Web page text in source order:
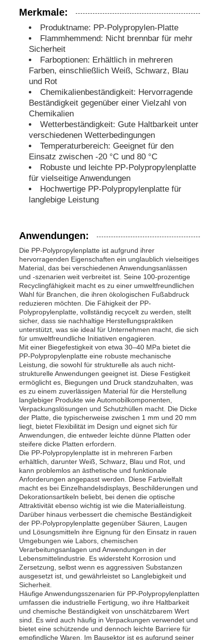
PP-Rohre
Rohrverbindungen aus Polypropylen
Merkmale:
Produktname: PP-Polypropylen-Platte
Flammhemmend: Nicht brennbar für mehr
Sicherheit
Farboptionen: Erhältlich in mehreren
Farben, einschließlich Weiß, Schwarz, Blau
und Rot
Chemikalienbeständigkeit: Hervorragende
Beständigkeit gegenüber einer Vielzahl von
Chemikalien
Wetterbeständigkeit: Gute Haltbarkeit unter
verschiedenen Wetterbedingungen
Temperaturbereich: Geeignet für den
Einsatz zwischen -20 °C und 80 °C
Robuste und leichte PP-Polypropylenplatte
für vielseitige Anwendungen
Hochwertige PP-Polypropylenplatte für
langlebige Leistung
Anwendungen:
Die PP-Polypropylenplatte ist aufgrund ihrer
hervorragenden Eigenschaften ein unglaublich vielseitiges
Material, das bei verschiedenen Anwendungsanlässen
und -szenarien weit verbreitet ist. Seine 100-prozentige
Recyclingfähigkeit macht es zu einer umweltfreundlichen
Wahl für Branchen, die ihren ökologischen Fußabdruck
reduzieren möchten. Die Fähigkeit der PP-
Polypropylenplatte, vollständig recycelt zu werden, stellt
sicher, dass sie nachhaltige Herstellungspraktiken
unterstützt, was sie ideal für Unternehmen macht, die sich
für umweltfreundliche Initiativen engagieren.
Mit einer Biegefestigkeit von etwa 30–40 MPa bietet die
PP-Polypropylenplatte eine robuste mechanische
Leistung, die sowohl für strukturelle als auch nicht-
strukturelle Anwendungen geeignet ist. Diese Festigkeit
ermöglicht es, Biegungen und Druck standzuhalten, was
es zu einem zuverlässigen Material für die Herstellung
langlebiger Produkte wie Automobilkomponenten,
Verpackungslösungen und Schutzhüllen macht. Die Dicke
der Platte, die typischerweise zwischen 1 mm und 20 mm
liegt, bietet Flexibilität im Design und eignet sich für
Anwendungen, die entweder leichte dünne Platten oder
steifere dicke Platten erfordern.
Die PP-Polypropylenplatte ist in mehreren Farben
erhältlich, darunter Weiß, Schwarz, Blau und Rot, und
kann problemlos an ästhetische und funktionale
Anforderungen angepasst werden. Diese Farbvielfalt
macht es bei Einzelhandelsdisplays, Beschilderungen und
Dekorationsartikeln beliebt, bei denen die optische
Attraktivität ebenso wichtig ist wie die Materialleistung.
Darüber hinaus verbessert die chemische Beständigkeit
der PP-Polypropylenplatte gegenüber Säuren, Laugen
und Lösungsmitteln ihre Eignung für den Einsatz in rauen
Umgebungen wie Labors, chemischen
Verarbeitungsanlagen und Anwendungen in der
Lebensmittelindustrie. Es widersteht Korrosion und
Zersetzung, selbst wenn es aggressiven Substanzen
ausgesetzt ist, und gewährleistet so Langlebigkeit und
Sicherheit.
Häufige Anwendungsszenarien für PP-Polypropylenplatten
umfassen die industrielle Fertigung, wo ihre Haltbarkeit
und chemische Beständigkeit von unschätzbarem Wert
sind. Es wird auch häufig in Verpackungen verwendet und
bietet eine schützende und dennoch leichte Barriere für
empfindliche Waren. Im Bausektor ist es aufgrund seiner